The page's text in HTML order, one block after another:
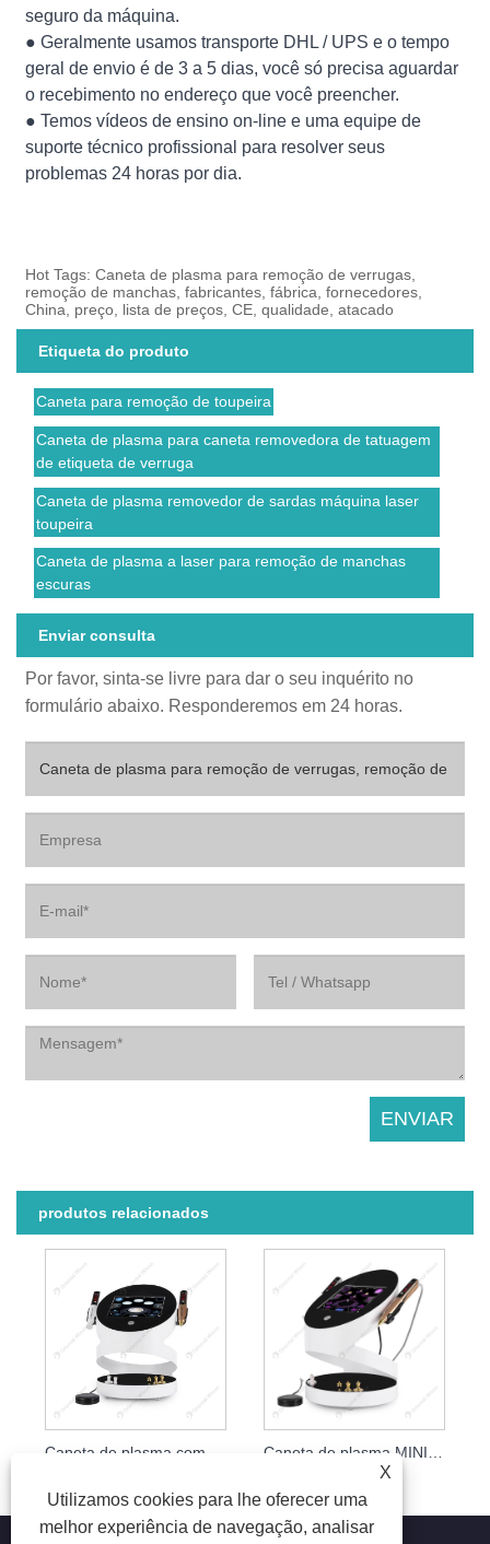
seguro da máquina.
● Geralmente usamos transporte DHL / UPS e o tempo
geral de envio é de 3 a 5 dias, você só precisa aguardar
o recebimento no endereço que você preencher.
● Temos vídeos de ensino on-line e uma equipe de
suporte técnico profissional para resolver seus
problemas 24 horas por dia.
Hot Tags: Caneta de plasma para remoção de verrugas,
remoção de manchas, fabricantes, fábrica, fornecedores,
China, preço, lista de preços, CE, qualidade, atacado
Etiqueta do produto
Caneta para remoção de toupeira
Caneta de plasma para caneta removedora de tatuagem
de etiqueta de verruga
Caneta de plasma removedor de sardas máquina laser
toupeira
Caneta de plasma a laser para remoção de manchas
escuras
Enviar consulta
Por favor, sinta-se livre para dar o seu inquérito no
formulário abaixo. Responderemos em 24 horas.
produtos relacionados
Caneta de plasma MINI para remoção de verrugas e aperto de pele
X
Utilizamos cookies para lhe oferecer uma
melhor experiência de navegação, analisar